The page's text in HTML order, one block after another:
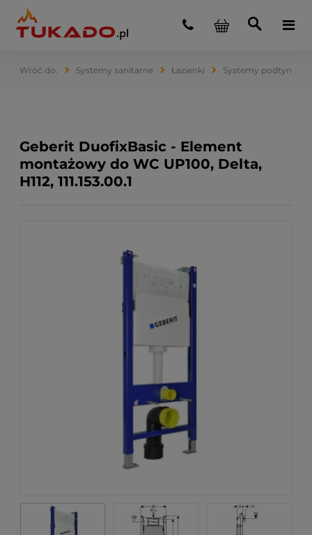
Systemy sanitarne Łazienki Systemy
Geberit DuofixBasic - Element
montażowy do WC UP100, Delta,
H112, 111.153.00.1